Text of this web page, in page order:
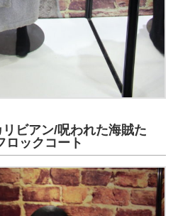
リビアン/呪われた海賊た
ロックコート